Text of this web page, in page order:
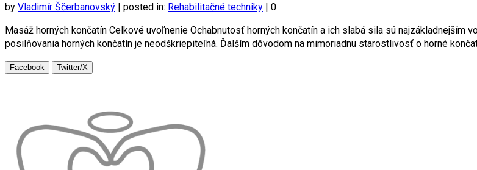
by Vladimír Ščerbanovský posted in: Rehabilitačné techniky
0
Masáž horných končatín Celkové uvoľnenie Ochabnutosť horných končatín a ich slabá sila sú najzákladnejším
posilňovania horných končatín je neodškriepiteľná. Ďalším dôvodom na mimoriadnu starostlivosť o horné
Facebook Twitter/X